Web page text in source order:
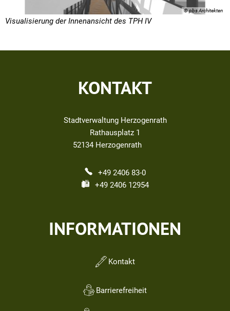
© pbs Architekten
Visualisierung der Innenansicht des TPH IV
KONTAKT
Stadtverwaltung Herzogenrath
Rathausplatz 1
52134 Herzogenrath
+49 2406 83-0
+49 2406 12954
INFORMATIONEN
Kontakt
Barrierefreiheit